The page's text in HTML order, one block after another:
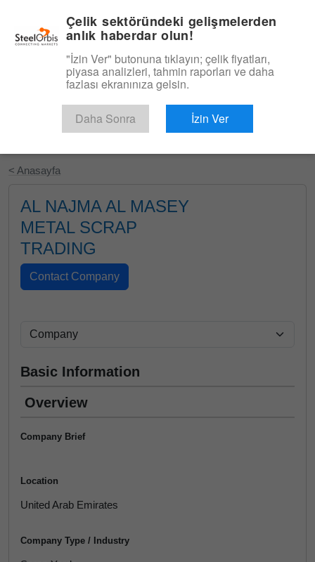
Ücretsiz Deneyin
< Anasayfa
AL NAJMA AL MASEY
METAL SCRAP
TRADING
Basic Information
Overview
Company Brief
Location
United Arab Emirates
Company Type / Industry
Çelik sektöründeki gelişmelerden
anlık haberdar olun!
"İzin Ver" butonuna tıklayın; çelik fiyatları,
piyasa analizleri, tahmin raporları ve daha
fazlası ekranınıza gelsin.
Daha Sonra İzin Ver